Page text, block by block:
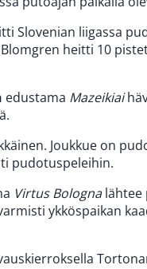
Slovenian liigassa
heitti 10
edustama Mazeikiai
Joukkue on
pudotuspeleihin.
Virtus Bolognalähtee
ykköspaikan